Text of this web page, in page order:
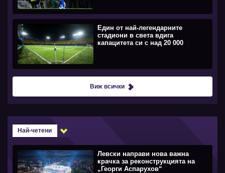
Един от най-легендарните
стадиони в света вдига
капацитета си с над 20 000
Виж всички
Най-четени
Левски направи нова важна
крачка за реконструкцията на
„Георги Аспарухов“